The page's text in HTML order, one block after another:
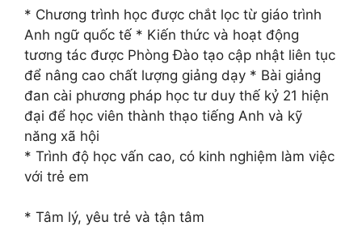
* Chương trình học được chắt lọc từ giáo trình
Anh ngữ quốc tế * Kiến thức và hoạt động
tương tác được Phòng Đào tạo cập nhật liên tục
để nâng cao chất lượng giảng dạy * Bài giảng
đan cài phương pháp học tư duy thế kỷ 21 hiện
đại để học viên thành thạo tiếng Anh và kỹ
năng xã hội
* Trình độ học vấn cao, có kinh nghiệm làm việc
với trẻ em
* Tâm lý, yêu trẻ và tận tâm